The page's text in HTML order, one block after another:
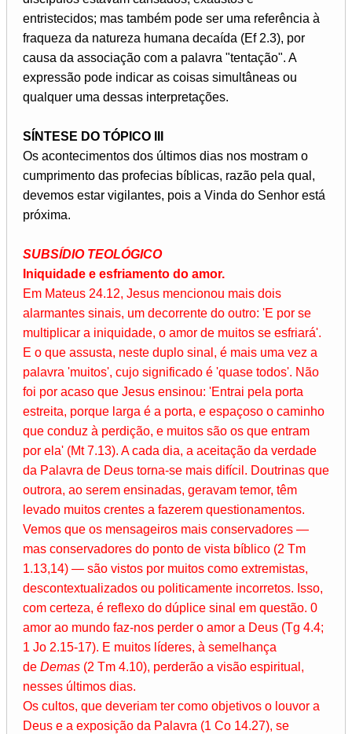
entristecidos; mas também pode ser uma referência à
fraqueza da natureza humana decaída (Ef 2.3), por
causa da associação com a palavra "tentação". A
expressão pode indicar as coisas simultâneas ou
qualquer uma dessas interpretações.
SÍNTESE DO TÓPICO III
Os acontecimentos dos últimos dias nos mostram o
cumprimento das profecias bíblicas, razão pela qual,
devemos estar vigilantes, pois a Vinda do Senhor está
próxima.
SUBSÍDIO TEOLÓGICO
Iniquidade e esfriamento do amor.
Em Mateus 24.12, Jesus mencionou mais dois
alarmantes sinais, um decorrente do outro: 'E por se
multiplicar a iniquidade, o amor de muitos se esfriará'.
E o que assusta, neste duplo sinal, é mais uma vez a
palavra 'muitos', cujo significado é 'quase todos'. Não
foi por acaso que Jesus ensinou: 'Entrai pela porta
estreita, porque larga é a porta, e espaçoso o caminho
que conduz à perdição, e muitos são os que entram
por ela' (Mt 7.13). A cada dia, a aceitação da verdade
da Palavra de Deus torna-se mais difícil. Doutrinas que
outrora, ao serem ensinadas, geravam temor, têm
levado muitos crentes a fazerem questionamentos.
Vemos que os mensageiros mais conservadores —
mas conservadores do ponto de vista bíblico (2 Tm
1.13,14) — são vistos por muitos como extremistas,
descontextualizados ou politicamente incorretos. Isso,
com certeza, é reflexo do dúplice sinal em questão. 0
amor ao mundo faz-nos perder o amor a Deus (Tg 4.4;
1 Jo 2.15-17). E muitos líderes, à semelhança
de Demas (2 Tm 4.10), perderão a visão espiritual,
nesses últimos dias.
Os cultos, que deveriam ter como objetivos o louvor a
Deus e a exposição da Palavra (1 Co 14.27), se